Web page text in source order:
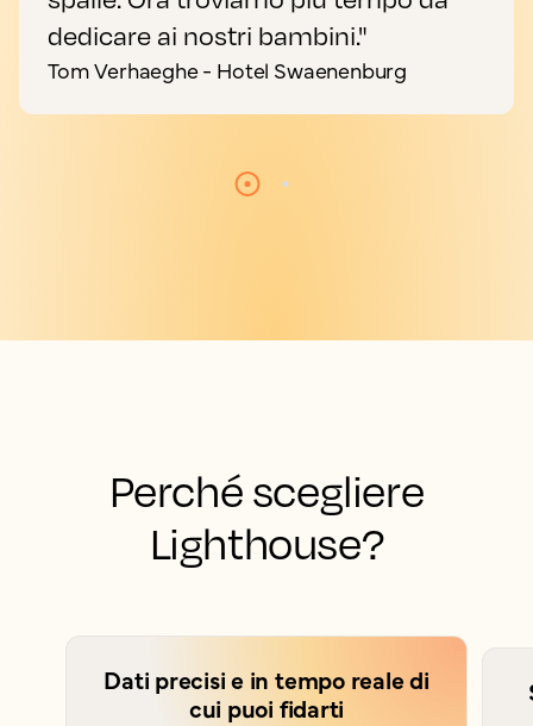
dedicare ai nostri bambini."
Tom Verhaeghe - Hotel Swaenenburg
Perché scegliere
Lighthouse?
Dati precisi e in tempo reale di
cui puoi fidarti